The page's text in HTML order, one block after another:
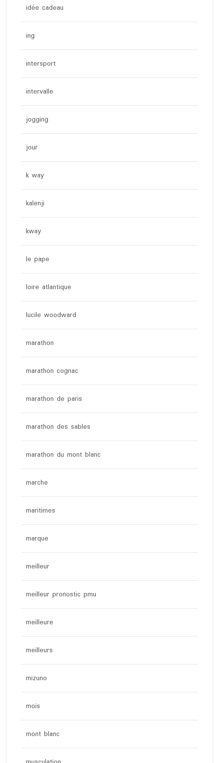
idée cadeau
ing
intersport
intervalle
jogging
jour
k way
kalenji
kway
le pape
loire atlantique
lucile woodward
marathon
marathon cognac
marathon de paris
marathon des sables
marathon du mont blanc
marche
maritimes
marque
meilleur
meilleur pronostic pmu
meilleure
meilleurs
mizuno
mois
mont blanc